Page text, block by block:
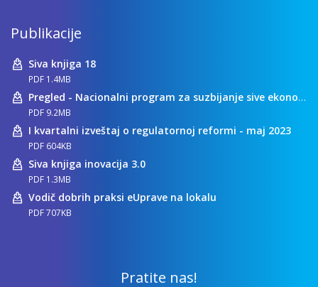
Publikacije
Siva knjiga 18
PDF 1.4MB
Pregled - Nacionalni program za suzbijanje sive ekonomije
PDF 9.2MB
I kvartalni izveštaj o regulatornoj reformi - maj 2023
PDF 604KB
Siva knjiga inovacija 3.0
PDF 1.3MB
Vodič dobrih praksi eUprave na lokalu
PDF 707KB
Pratite nas!